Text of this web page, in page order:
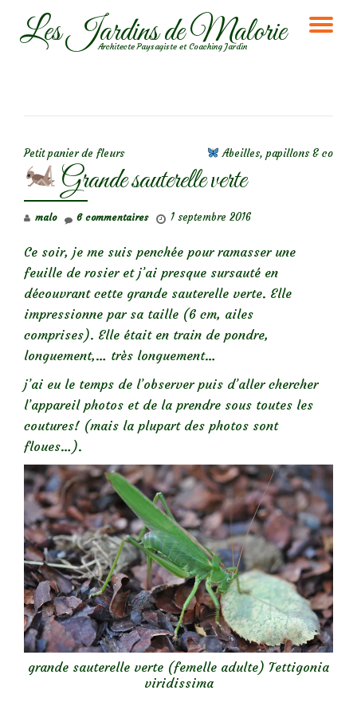
AllerLes Jardins de Malorie
Architecte Paysagiste et Coaching Jardin
Petit panier de fleurs Abeilles, papillons & co
Grande sauterelle verte
malo 1 septembre 2016
6 commentaires
Ce soir, je me suis penchée pour ramasser une
feuille de rosier et j’ai presque sursauté en
découvrant cette grande sauterelle verte. Elle
impressionne par sa taille (6 cm, ailes
comprises). Elle était en train de pondre,
longuement,… très longuement…
j’ai eu le temps de l’observer puis d’aller chercher
l’appareil photos et de la prendre sous toutes les
coutures! (mais la plupart des photos sont
floues…).
grande sauterelle verte (femelle adulte) Tettigonia
viridissima